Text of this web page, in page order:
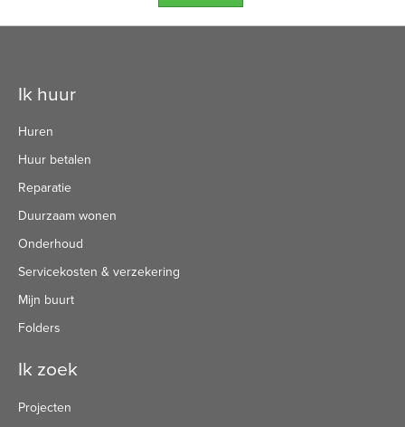
Contactinformatie
Ik huur
Huren
Huur betalen
Reparatie
Duurzaam wonen
Onderhoud
Servicekosten & verzekering
Mijn buurt
Folders
Ik zoek
Projecten